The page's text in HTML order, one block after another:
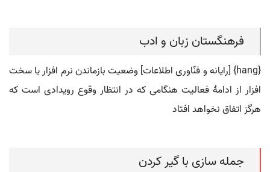
فرهنگستان زبان و ادب
{hang} [رایانه و فنّاوری اطلاعات] وضعیت بازماندن نرم افزار یا سخت
افزار از ادامۀ فعالیت هنگامی که در انتظار وقوع رویدادی است که
هرگز اتفاق نخواهد افتاد
جمله سازی با گیر کردن